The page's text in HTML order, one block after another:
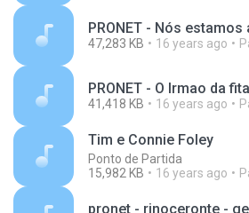
47,283 KB 16 years ago
PRONET - O Irmao da
41,418 KB 16 years ago
Tim e Connie Foley
Ponto de Partida
15,982 KB
16 years ago